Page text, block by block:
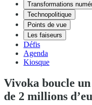
Transformations
Technopolitique
Points de vue
Les faiseurs
Défis
Agenda
Kiosque
Vivoka boucle
de 2 millions